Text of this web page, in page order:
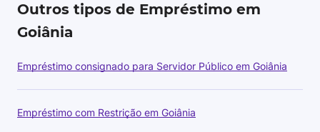
Outros tipos de Empréstimo em
Goiânia
Empréstimo consignado para Servidor Público em Goiânia
Empréstimo com Restrição em Goiânia